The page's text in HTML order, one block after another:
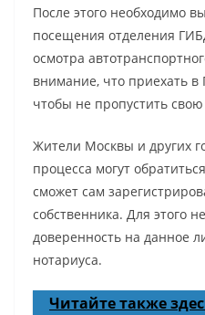
После этого необходимо
посещения отделения
осмотра
внимание, что приехать
чтобы не пропустить
Жители Москвы и других
процесса могут
сможет сам
собственника. Для этого
доверенность на данное
нотариуса.
Читайте также